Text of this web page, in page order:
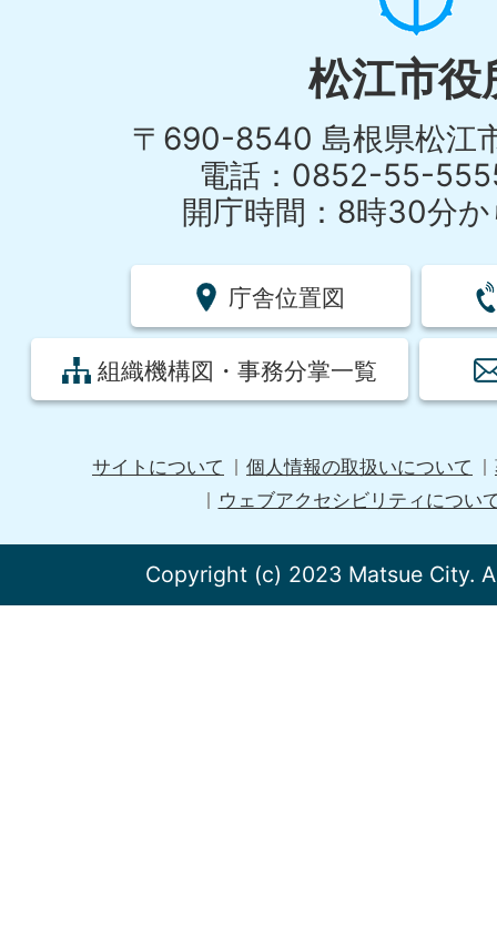
松江市役
〒690-8540 島根県松江
電話：0852-55-
開庁時間：8時30分
庁舎位置図
組織機構図・事務分掌一覧
サイトについて 個人情報の取扱いについて
ウェブアクセシビリティについ
Copyright (c) 2023 Matsue City.